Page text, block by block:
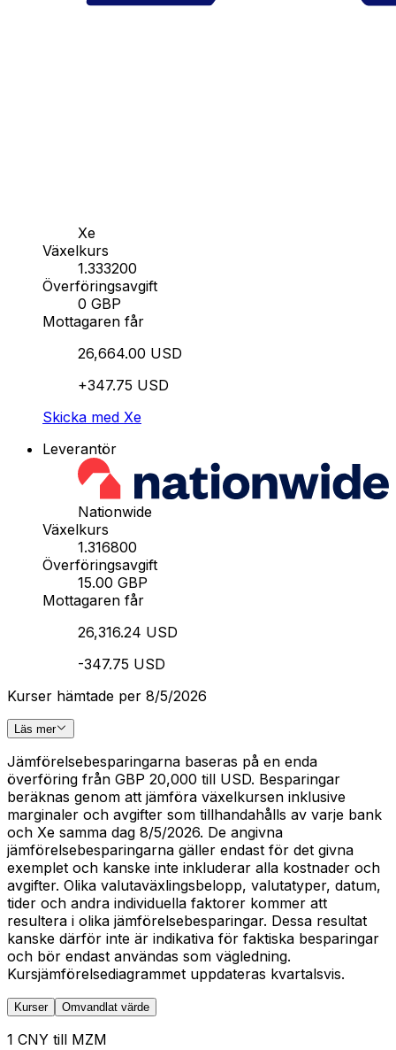
Xe
Växelkurs
1.333200
Överföringsavgift
0 GBP
Mottagaren får
26,664.00 USD
+347.75 USD
Skicka med Xe
Leverantör
Nationwide
Växelkurs
1.316800
Överföringsavgift
15.00 GBP
Mottagaren får
26,316.24 USD
-347.75 USD
Kurser hämtade per 8/5/2026
Läs mer
Jämförelsebesparingarna baseras på en enda
överföring från GBP 20,000 till USD. Besparingar
beräknas genom att jämföra växelkursen inklusive
marginaler och avgifter som tillhandahålls av varje bank
och Xe samma dag 8/5/2026. De angivna
jämförelsebesparingarna gäller endast för det givna
exemplet och kanske inte inkluderar alla kostnader och
avgifter. Olika valutaväxlingsbelopp, valutatyper, datum,
tider och andra individuella faktorer kommer att
resultera i olika jämförelsebesparingar. Dessa resultat
kanske därför inte är indikativa för faktiska besparingar
och bör endast användas som vägledning.
Kursjämförelsediagrammet uppdateras kvartalsvis.
Kurser Omvandlat värde
1 CNY till MZM